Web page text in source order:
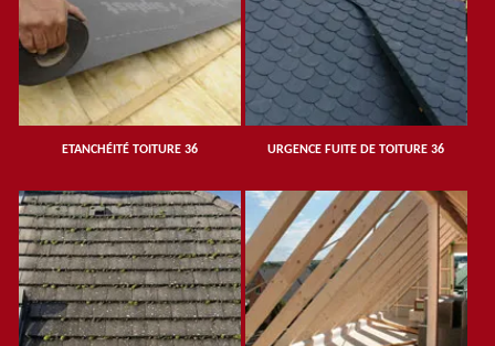
ETANCHÉITÉ TOITURE 36 URGENCE FUITE DE TOITURE 36